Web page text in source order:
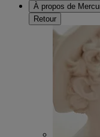
À propos de
Retour